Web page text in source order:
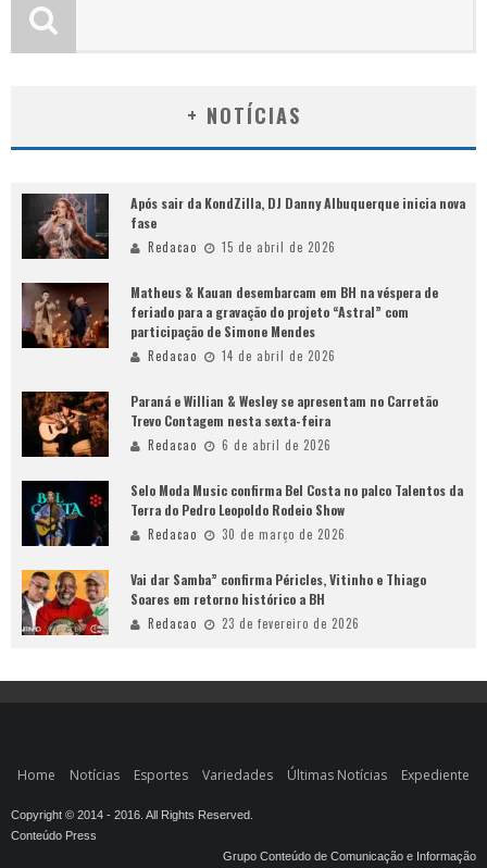
+ NOTÍCIAS
Após sair da KondZilla, DJ Danny Albuquerque inicia nova
fase
Redacao 15 de abril de 2026
Matheus & Kauan desembarcam em BH na véspera de
feriado para a gravação do projeto “Astral” com
participação de Simone Mendes
Redacao 14 de abril de 2026
Paraná e Willian & Wesley se apresentam no Carretão
Trevo Contagem nesta sexta-feira
Redacao 6 de abril de 2026
Selo Moda Music confirma Bel Costa no palco Talentos da
Terra do Pedro Leopoldo Rodeio Show
Redacao 30 de março de 2026
Vai dar Samba” confirma Péricles, Vitinho e Thiago
Soares em retorno histórico a BH
Redacao 23 de fevereiro de 2026
Home Notícias Esportes Variedades Últimas Notícias Expediente
Copyright © 2014 - 2016. All Rights Reserved.
Conteúdo Press
Grupo Conteúdo de Comunicação e Informação